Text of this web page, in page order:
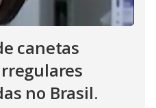
canetas
no Brasil.